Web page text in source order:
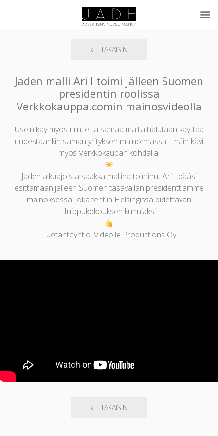
TAKAISIN
Jaden malli Ari I toimi jälleen Suomen
presidentin roolissa
Verkkokauppa.comin mainosvideolla
Usein käy myös niin, että samaa mallia halutaan käyttää
uudestaankin saman yrityksen mainonnassa – näin kävi
myös Verkkokaupan kohdalla!
Jaden alkuajoista saakka mallina toiminut Ari I pääsi
esittämään jälleen Suomen tasavallan presidenttiämme
mainoksessa, joka tehtiin Helsingissä pidettävän
Huippukokouksen kunniaksi.
Tuotantoyhtiö: Videolle Productions Oy
TAKAISIN